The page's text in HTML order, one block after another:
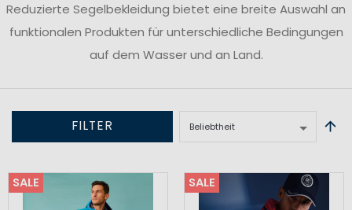
Reduzierte Segelbekleidung bietet eine breite Auswahl an
funktionalen Produkten für unterschiedliche Bedingungen
auf dem Wasser und an Land.
FILTER
SALE SALE